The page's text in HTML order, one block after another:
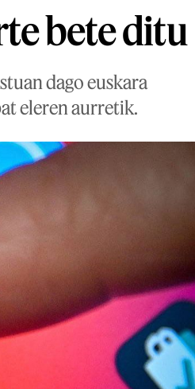
bete ditu
dago euskara
eleren aurretik.